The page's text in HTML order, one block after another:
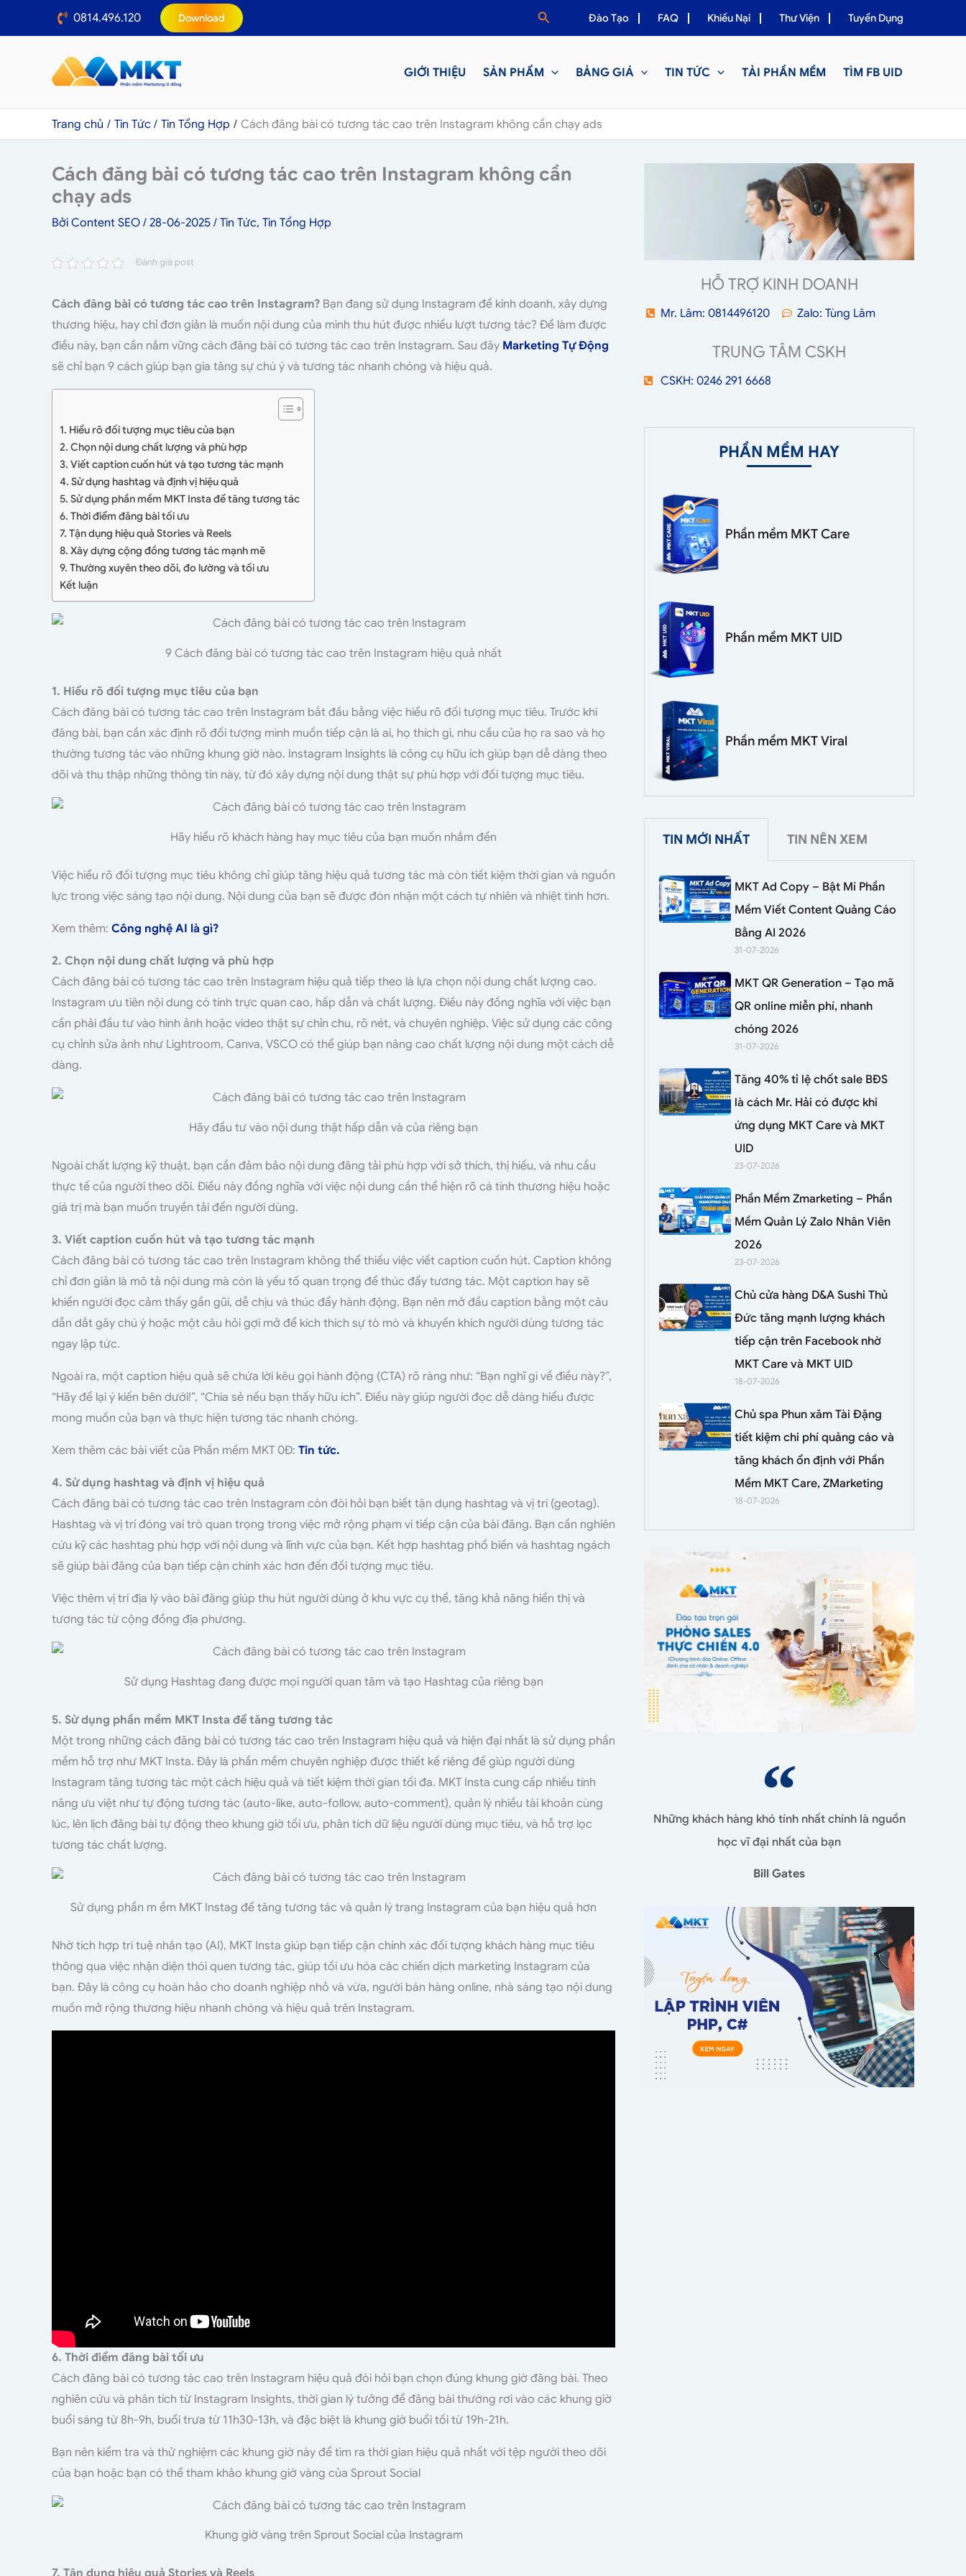
0814.496.120 Download
Tìm
Đào Tạo FAQ Khiếu Nại Thư Viện Tuyển Dụng
GIỚI THIỆU SẢN PHẨM BẢNG GIÁ TIN TỨC TẢI PHẦN MỀM TÌM FB UID
Trang chủ Tin Tức Tin Tổng Hợp Cách đăng bài có tương tác cao trên Instagram không cần chạy ads
Cách đăng bài có tương tác cao trên Instagram không cần
chạy ads
Bởi Content SEO / 28-06-2025 / Tin Tức, Tin Tổng Hợp
Đánh giá post
Cách đăng bài có tương tác cao trên Instagram? Bạn đang sử dụng Instagram để kinh doanh, xây dựng
thương hiệu, hay chỉ đơn giản là muốn nội dung của mình thu hút được nhiều lượt tương tác? Để làm được
điều này, bạn cần nắm vững cách đăng bài có tương tác cao trên Instagram. Sau đây Marketing Tự Động
sẽ chỉ bạn 9 cách giúp bạn gia tăng sự chú ý và tương tác nhanh chóng và hiệu quả.
1. Hiểu rõ đối tượng mục tiêu của bạn
2. Chọn nội dung chất lượng và phù hợp
3. Viết caption cuốn hút và tạo tương tác mạnh
4. Sử dụng hashtag và định vị hiệu quả
5. Sử dụng phần mềm MKT Insta để tăng tương tác
6. Thời điểm đăng bài tối ưu
7. Tận dụng hiệu quả Stories và Reels
8. Xây dựng cộng đồng tương tác mạnh mẽ
9. Thường xuyên theo dõi, đo lường và tối ưu
Kết luận
9 Cách đăng bài có tương tác cao trên Instagram hiệu quả nhất
1. Hiểu rõ đối tượng mục tiêu của bạn
Cách đăng bài có tương tác cao trên Instagram bắt đầu bằng việc hiểu rõ đối tượng mục tiêu. Trước khi
đăng bài, bạn cần xác định rõ đối tượng mình muốn tiếp cận là ai, họ thích gì, nhu cầu của họ ra sao và họ
thường tương tác vào những khung giờ nào. Instagram Insights là công cụ hữu ích giúp bạn dễ dàng theo
dõi và thu thập những thông tin này, từ đó xây dựng nội dung thật sự phù hợp với đối tượng mục tiêu.
Hãy hiểu rõ khách hàng hay mục tiêu của bạn muốn nhắm đến
Việc hiểu rõ đối tượng mục tiêu không chỉ giúp tăng hiệu quả tương tác mà còn tiết kiệm thời gian và nguồn
lực trong việc sáng tạo nội dung. Nội dung của bạn sẽ được đón nhận một cách tự nhiên và nhiệt tình hơn.
Xem thêm: Công nghệ AI là gì?
2. Chọn nội dung chất lượng và phù hợp
Cách đăng bài có tương tác cao trên Instagram hiệu quả tiếp theo là lựa chọn nội dung chất lượng cao.
Instagram ưu tiên nội dung có tính trực quan cao, hấp dẫn và chất lượng. Điều này đồng nghĩa với việc bạn
cần phải đầu tư vào hình ảnh hoặc video thật sự chỉn chu, rõ nét, và chuyên nghiệp. Việc sử dụng các công
cụ chỉnh sửa ảnh như Lightroom, Canva, VSCO có thể giúp bạn nâng cao chất lượng nội dung một cách dễ
dàng.
Hãy đầu tư vào nội dung thật hấp dẫn và của riêng bạn
Ngoài chất lượng kỹ thuật, bạn cần đảm bảo nội dung đăng tải phù hợp với sở thích, thị hiếu, và nhu cầu
thực tế của người theo dõi. Điều này đồng nghĩa với việc nội dung cần thể hiện rõ cá tính thương hiệu hoặc
giá trị mà bạn muốn truyền tải đến người dùng.
3. Viết caption cuốn hút và tạo tương tác mạnh
Cách đăng bài có tương tác cao trên Instagram không thể thiếu việc viết caption cuốn hút. Caption không
chỉ đơn giản là mô tả nội dung mà còn là yếu tố quan trọng để thúc đẩy tương tác. Một caption hay sẽ
khiến người đọc cảm thấy gần gũi, dễ chịu và thúc đẩy hành động. Bạn nên mở đầu caption bằng một câu
dẫn dắt gây chú ý hoặc một câu hỏi gợi mở để kích thích sự tò mò và khuyến khích người dùng tương tác
ngay lập tức.
Ngoài ra, một caption hiệu quả sẽ chứa lời kêu gọi hành động (CTA) rõ ràng như: “Bạn nghĩ gì về điều này?”,
“Hãy để lại ý kiến bên dưới!”, “Chia sẻ nếu bạn thấy hữu ích”. Điều này giúp người đọc dễ dàng hiểu được
mong muốn của bạn và thực hiện tương tác nhanh chóng.
Xem thêm các bài viết của Phần mềm MKT 0Đ: Tin tức.
4. Sử dụng hashtag và định vị hiệu quả
Cách đăng bài có tương tác cao trên Instagram còn đòi hỏi bạn biết tận dụng hashtag và vị trí (geotag).
Hashtag và vị trí đóng vai trò quan trọng trong việc mở rộng phạm vi tiếp cận của bài đăng. Bạn cần nghiên
cứu kỹ các hashtag phù hợp với nội dung và lĩnh vực của bạn. Kết hợp hashtag phổ biến và hashtag ngách
sẽ giúp bài đăng của bạn tiếp cận chính xác hơn đến đối tượng mục tiêu.
Việc thêm vị trí địa lý vào bài đăng giúp thu hút người dùng ở khu vực cụ thể, tăng khả năng hiển thị và
tương tác từ cộng đồng địa phương.
Sử dụng Hashtag đang được mọi người quan tâm và tạo Hashtag của riêng bạn
5. Sử dụng phần mềm MKT Insta để tăng tương tác
Một trong những cách đăng bài có tương tác cao trên Instagram hiệu quả và hiện đại nhất là sử dụng phần
mềm hỗ trợ như MKT Insta. Đây là phần mềm chuyên nghiệp được thiết kế riêng để giúp người dùng
Instagram tăng tương tác một cách hiệu quả và tiết kiệm thời gian tối đa. MKT Insta cung cấp nhiều tính
năng ưu việt như tự động tương tác (auto-like, auto-follow, auto-comment), quản lý nhiều tài khoản cùng
lúc, lên lịch đăng bài tự động theo khung giờ tối ưu, phân tích dữ liệu người dùng mục tiêu, và hỗ trợ lọc
tương tác chất lượng.
Sử dụng phần m ềm MKT Instag để tăng tương tác và quản lý trang Instagram của bạn hiệu quả hơn
Nhờ tích hợp trí tuệ nhân tạo (AI), MKT Insta giúp bạn tiếp cận chính xác đối tượng khách hàng mục tiêu
thông qua việc nhận diện thói quen tương tác, giúp tối ưu hóa các chiến dịch marketing Instagram của
bạn. Đây là công cụ hoàn hảo cho doanh nghiệp nhỏ và vừa, người bán hàng online, nhà sáng tạo nội dung
muốn mở rộng thương hiệu nhanh chóng và hiệu quả trên Instagram.
6. Thời điểm đăng bài tối ưu
Cách đăng bài có tương tác cao trên Instagram hiệu quả đòi hỏi bạn chọn đúng khung giờ đăng bài. Theo
nghiên cứu và phân tích từ Instagram Insights, thời gian lý tưởng để đăng bài thường rơi vào các khung giờ
buổi sáng từ 8h-9h, buổi trưa từ 11h30-13h, và đặc biệt là khung giờ buổi tối từ 19h-21h.
Bạn nên kiểm tra và thử nghiệm các khung giờ này để tìm ra thời gian hiệu quả nhất với tệp người theo dõi
của bạn hoặc bạn có thể tham khảo khung giờ vàng của Sprout Social
Khung giờ vàng trên Sprout Social của Instagram
HỖ TRỢ KINH DOANH
Mr. Lâm: 0814496120 Zalo: Tùng Lâm
TRUNG TÂM CSKH
CSKH: 0246 291 6668
PHẦN MỀM HAY
Phần mềm MKT Care
Phần mềm MKT UID
Phần mềm MKT Viral
TIN MỚI NHẤT TIN NÊN XEM
MKT Ad Copy – Bật Mí Phần
Mềm Viết Content Quảng Cáo
Bằng AI 2026
31-07-2026
MKT QR Generation – Tạo mã
QR online miễn phí, nhanh
chóng 2026
31-07-2026
Tăng 40% tỉ lệ chốt sale BĐS
là cách Mr. Hải có được khi
ứng dụng MKT Care và MKT
UID
23-07-2026
Phần Mềm Zmarketing – Phần
Mềm Quản Lý Zalo Nhân Viên
2026
23-07-2026
Chủ cửa hàng D&A Sushi Thủ
Đức tăng mạnh lượng khách
tiếp cận trên Facebook nhờ
MKT Care và MKT UID
18-07-2026
Chủ spa Phun xăm Tài Đặng
tiết kiệm chi phí quảng cáo và
tăng khách ổn định với Phần
Mềm MKT Care, ZMarketing
18-07-2026
Những khách hàng khó tính nhất chính là nguồn
học vĩ đại nhất của bạn
Bill Gates